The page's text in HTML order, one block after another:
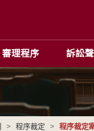
審理程序 訴訟
> 程序裁定 > 程序裁定